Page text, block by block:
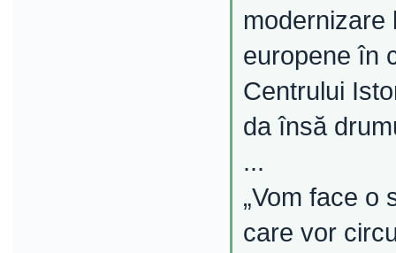
modernizare
europene în
Centrului
da însă
...
„Vom face o
care vor